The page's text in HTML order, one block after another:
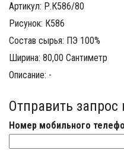
Артикул: Р.К586/80
Рисунок: К586
Состав сырья: ПЭ 100%
Ширина: 80,00 Сантиметр
Описание: -
Отправить запрос
Номер мобильного